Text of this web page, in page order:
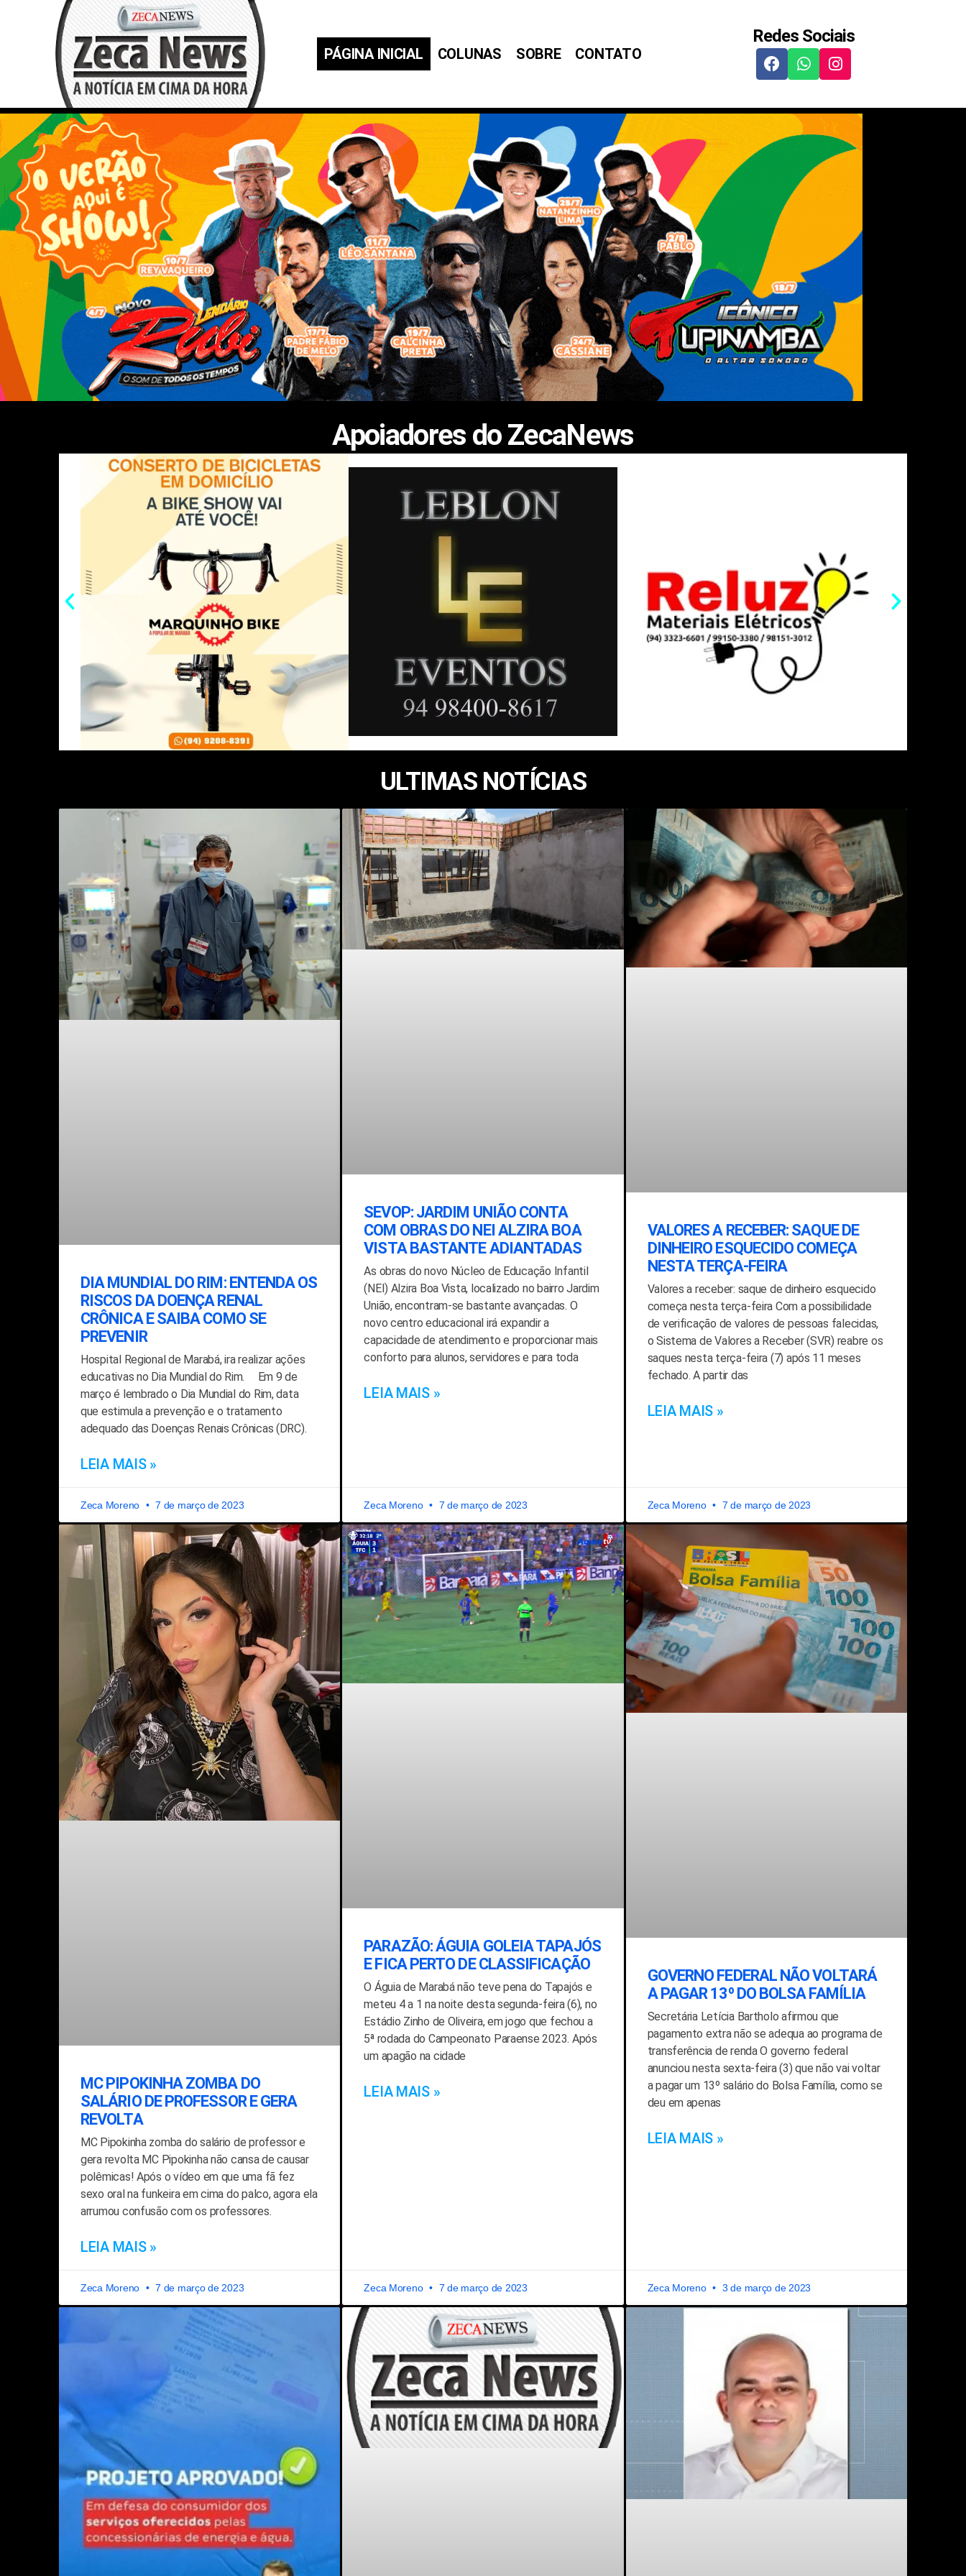
PÁGINA INICIAL COLUNAS SOBRE CONTATO
Redes Sociais
Apoiadores do ZecaNews
ULTIMAS NOTÍCIAS
DIA MUNDIAL DO RIM: ENTENDA OS
RISCOS DA DOENÇA RENAL
CRÔNICA E SAIBA COMO SE
PREVENIR
Hospital Regional de Marabá, ira realizar ações
educativas no Dia Mundial do Rim. Em 9 de
março é lembrado o Dia Mundial do Rim, data
que estimula a prevenção e o tratamento
adequado das Doenças Renais Crônicas (DRC).
LEIA MAIS »
Zeca Moreno 7 de março de 2023
SEVOP: JARDIM UNIÃO CONTA
COM OBRAS DO NEI ALZIRA BOA
VISTA BASTANTE ADIANTADAS
As obras do novo Núcleo de Educação Infantil
(NEI) Alzira Boa Vista, localizado no bairro Jardim
União, encontram-se bastante avançadas. O
novo centro educacional irá expandir a
capacidade de atendimento e proporcionar mais
conforto para alunos, servidores e para toda
LEIA MAIS »
Zeca Moreno 7 de março de 2023
VALORES A RECEBER: SAQUE DE
DINHEIRO ESQUECIDO COMEÇA
NESTA TERÇA-FEIRA
Valores a receber: saque de dinheiro esquecido
começa nesta terça-feira Com a possibilidade
de verificação de valores de pessoas falecidas,
o Sistema de Valores a Receber (SVR) reabre os
saques nesta terça-feira (7) após 11 meses
fechado. A partir das
LEIA MAIS »
Zeca Moreno 7 de março de 2023
MC PIPOKINHA ZOMBA DO
SALÁRIO DE PROFESSOR E GERA
REVOLTA
MC Pipokinha zomba do salário de professor e
gera revolta MC Pipokinha não cansa de causar
polêmicas! Após o vídeo em que uma fã fez
sexo oral na funkeira em cima do palco, agora ela
arrumou confusão com os professores.
LEIA MAIS »
Zeca Moreno 7 de março de 2023
PARAZÃO: ÁGUIA GOLEIA TAPAJÓS
E FICA PERTO DE CLASSIFICAÇÃO
O Águia de Marabá não teve pena do Tapajós e
meteu 4 a 1 na noite desta segunda-feira (6), no
Estádio Zinho de Oliveira, em jogo que fechou a
5ª rodada do Campeonato Paraense 2023. Após
um apagão na cidade
LEIA MAIS »
Zeca Moreno 7 de março de 2023
GOVERNO FEDERAL NÃO VOLTARÁ
A PAGAR 13º DO BOLSA FAMÍLIA
Secretária Letícia Bartholo afirmou que
pagamento extra não se adequa ao programa de
transferência de renda O governo federal
anunciou nesta sexta-feira (3) que não vai voltar
a pagar um 13º salário do Bolsa Família, como se
deu em apenas
LEIA MAIS »
Zeca Moreno 3 de março de 2023